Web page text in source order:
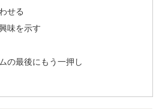
せる
味を示す
の最後にもう一押し